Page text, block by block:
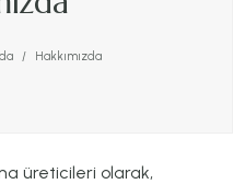
Hakkımızda
üreticileri olarak,